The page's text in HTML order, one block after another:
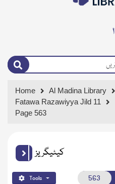
Home
Al Madina Library
Fatawa Razawiyya Jild 11
Page 563
کیٹیگریز
Tools